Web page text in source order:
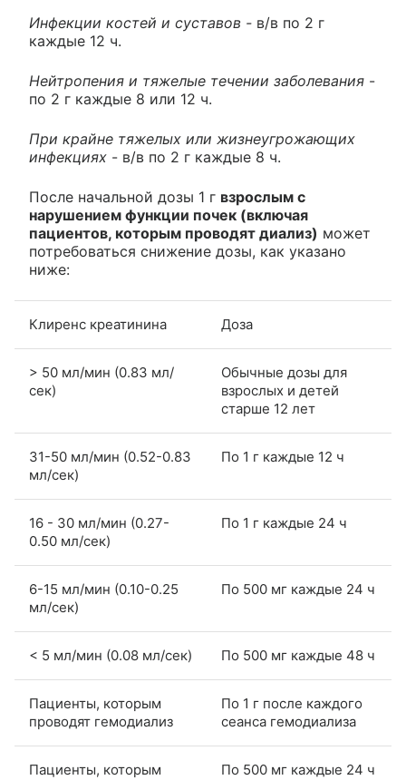
Инфекции костей и суставов - в/в по 2 г
каждые 12 ч.
Нейтропения и тяжелые течении заболевания -
по 2 г каждые 8 или 12 ч.
При крайне тяжелых или жизнеугрожающих
инфекциях - в/в по 2 г каждые 8 ч.
После начальной дозы 1 г взрослым с
нарушением функции почек (включая
пациентов, которым проводят диализ) может
потребоваться снижение дозы, как указано
ниже:
Клиренс креатинина Доза
> 50 мл/мин (0.83 мл/
сек)
Обычные дозы для
взрослых и детей
старше 12 лет
31-50 мл/мин (0.52-0.83
мл/сек)
По 1 г каждые 12 ч
16 - 30 мл/мин (0.27-
0.50 мл/сек)
По 1 г каждые 24 ч
6-15 мл/мин (0.10-0.25
мл/сек)
По 500 мг каждые 24 ч
< 5 мл/мин (0.08 мл/сек) По 500 мг каждые 48 ч
Пациенты, которым
проводят гемодиализ
По 1 г после каждого
сеанса гемодиализа
Пациенты, которым
По 500 мг каждые 24 ч